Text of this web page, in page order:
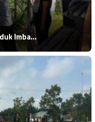
Imba…